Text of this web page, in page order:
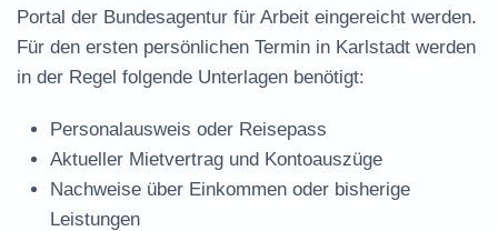
Portal der Bundesagentur für Arbeit eingereicht werden.
Für den ersten persönlichen Termin in Karlstadt werden
in der Regel folgende Unterlagen benötigt:
Personalausweis oder Reisepass
Aktueller Mietvertrag und Kontoauszüge
Nachweise über Einkommen oder bisherige
Leistungen